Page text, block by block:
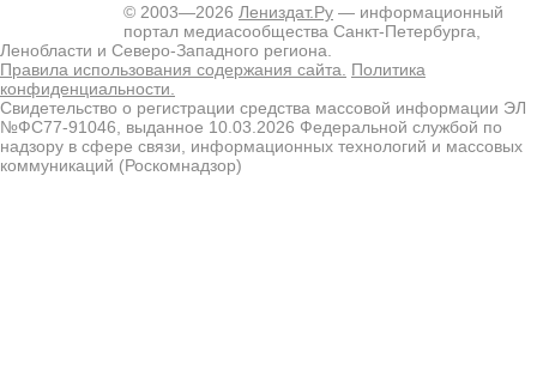
© 2003—2026 Лениздат.Ру — информационный
портал медиасообщества Санкт-Петербурга,
Ленобласти и Северо-Западного региона.
Правила использования содержания сайта.
Политика
конфиденциальности.
Свидетельство о регистрации средства массовой информации ЭЛ
№ФС77-91046, выданное 10.03.2026 Федеральной службой по
надзору в сфере связи, информационных технологий и массовых
коммуникаций (Роскомнадзор)